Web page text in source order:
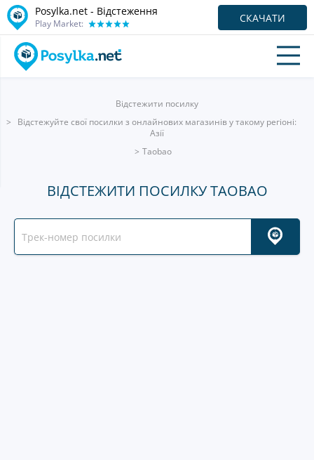
Posylka.net - Відстеження
Play Market: СКАЧАТИ
Відстежити посилку
Відстежуйте свої посилки з онлайнових магазинів у такому регіоні:
Азії
Taobao
ВІДСТЕЖИТИ ПОСИЛКУ TAOBAO